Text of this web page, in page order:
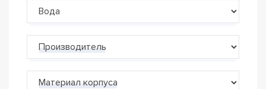
Производитель
Материал корпуса